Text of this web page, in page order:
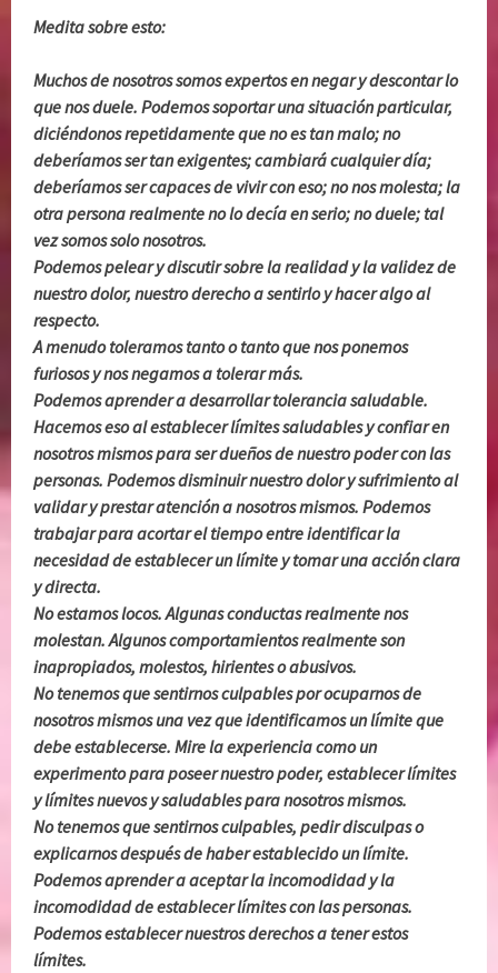
Medita sobre esto:
Muchos de nosotros somos expertos en negar y descontar lo
que nos duele. Podemos soportar una situación particular,
diciéndonos repetidamente que no es tan malo; no
deberíamos ser tan exigentes; cambiará cualquier día;
deberíamos ser capaces de vivir con eso; no nos molesta; la
otra persona realmente no lo decía en serio; no duele; tal
vez somos solo nosotros.
Podemos pelear y discutir sobre la realidad y la validez de
nuestro dolor, nuestro derecho a sentirlo y hacer algo al
respecto.
A menudo toleramos tanto o tanto que nos ponemos
furiosos y nos negamos a tolerar más.
Podemos aprender a desarrollar tolerancia saludable.
Hacemos eso al establecer límites saludables y confiar en
nosotros mismos para ser dueños de nuestro poder con las
personas. Podemos disminuir nuestro dolor y sufrimiento al
validar y prestar atención a nosotros mismos. Podemos
trabajar para acortar el tiempo entre identificar la
necesidad de establecer un límite y tomar una acción clara
y directa.
No estamos locos. Algunas conductas realmente nos
molestan. Algunos comportamientos realmente son
inapropiados, molestos, hirientes o abusivos.
No tenemos que sentirnos culpables por ocuparnos de
nosotros mismos una vez que identificamos un límite que
debe establecerse. Mire la experiencia como un
experimento para poseer nuestro poder, establecer límites
y límites nuevos y saludables para nosotros mismos.
No tenemos que sentirnos culpables, pedir disculpas o
explicarnos después de haber establecido un límite.
Podemos aprender a aceptar la incomodidad y la
incomodidad de establecer límites con las personas.
Podemos establecer nuestros derechos a tener estos
límites.